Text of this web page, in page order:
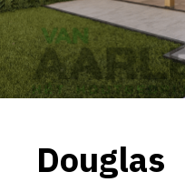
Douglas